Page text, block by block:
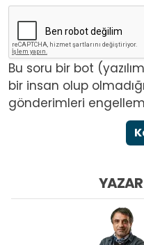
Bu soru bir bot
bir insan olup
gönderimleri